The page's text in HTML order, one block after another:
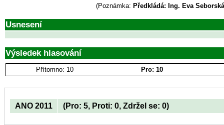
(Poznámka: Předkládá: Ing. Eva
Usnesení
Výsledek hlasování
Přítomno: 10 Pro: 10
ANO 2011 (Pro: 5, Proti: 0, Zdržel se: 0)